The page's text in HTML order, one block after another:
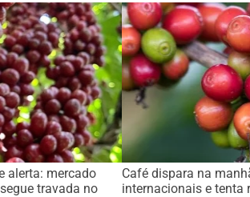
alerta: mercado
travada no
Café dispara na
internacionais e tenta